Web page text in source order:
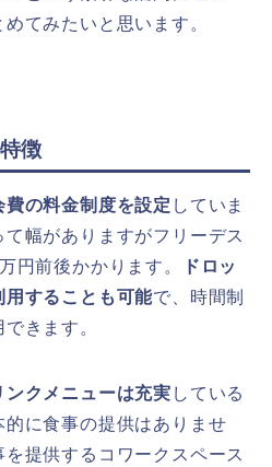
てみたいと思います。
徴
の料金制度を設定 していま
幅がありますがフリーデス
円前後かかります。
ドロッ
用することも可能で、時間制
きます。
ンクメニューは充実 している
に食事の提供はありませ
提供するコワークスペース